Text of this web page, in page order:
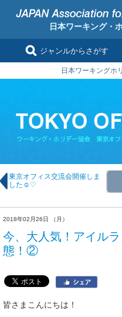
日本ワーキング・
ジャンルからさがす
日本ワーキング
東京オフィス交流会開催しま
した☺♡
2018年02月26日 （月）
今、大人気！アイル
態！②
皆さまこんにちは！